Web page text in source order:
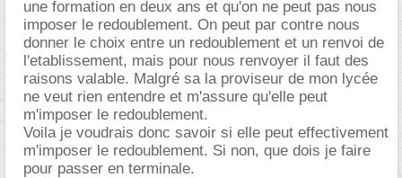
une formation en deux ans et qu'on ne peut pas nous
imposer le redoublement. On peut par contre nous
donner le choix entre un redoublement et un renvoi de
l'etablissement, mais pour nous renvoyer il faut des
raisons valable. Malgré sa la proviseur de mon lycée
ne veut rien entendre et m'assure qu'elle peut
m'imposer le redoublement.
Voila je voudrais donc savoir si elle peut effectivement
m'imposer le redoublement. Si non, que dois je faire
pour passer en terminale.